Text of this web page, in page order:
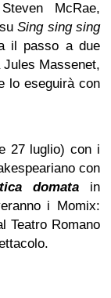
McRae,
Sing sing sing
il passo a due
Massenet,
lo eseguirà con
27 luglio) con i
con
domata in
i Momix:
Teatro Romano